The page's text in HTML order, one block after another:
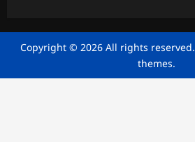
Copyright © 2026 All rights reserved.
themes.